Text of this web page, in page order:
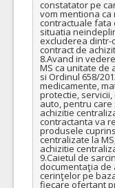
constatator pe
vom mentiona
contractuale fata
situatia
excluderea
contract de
8.Avand in
MS ca unitate de
si Ordinul 658/
medicamente,
protectie,
auto, pentru
achizitie
contractanta va
produsele
centralizate la
achizitie
9.Caietul de
documentaţia de
cerinţelor pe
fiecare ofertant